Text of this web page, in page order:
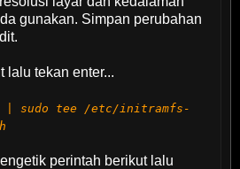
gunakan. Simpan perubahan
lalu tekan enter...
| sudo tee /etc/initramfs-
perintah berikut lalu